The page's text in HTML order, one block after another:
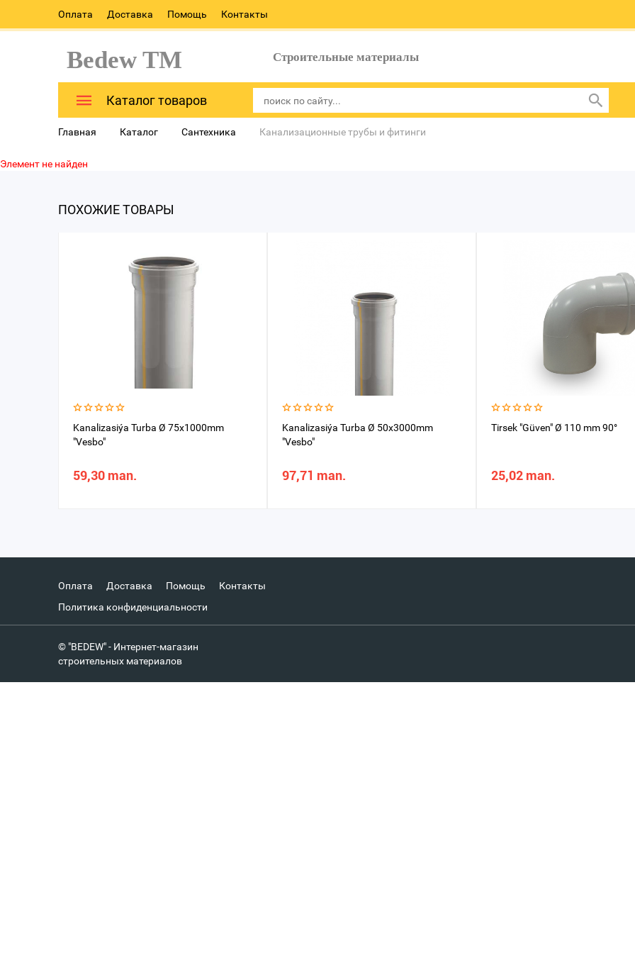
Оплата Доставка Помощь Контакты
Bedew TM Строительные материалы
Каталог товаров
Главная Каталог Сантехника Канализационные трубы и фитинги
Элемент не найден
ПОХОЖИЕ ТОВАРЫ
Kanalizasiýa Turba Ø 75x1000mm
"Vesbo"
59,30 man.
Kanalizasiýa Turba Ø 50x3000mm
"Vesbo"
97,71 man.
Tirsek "Güven" Ø 110 mm 90°
25,02 man.
Оплата Доставка Помощь
Контакты
Политика конфиденциальности
© "BEDEW" - Интернет-магазин
строительных материалов